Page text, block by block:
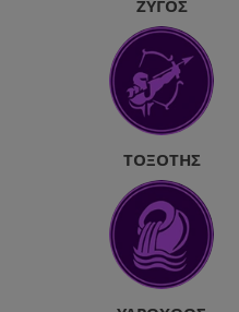
ΖΥΓΌΣ
ΤΟΞΌΤΗΣ